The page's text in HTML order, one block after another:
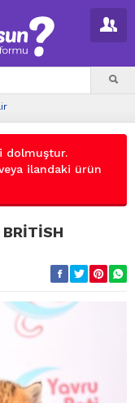
dolmuştur.
ilandaki ürün
BRİTİSH